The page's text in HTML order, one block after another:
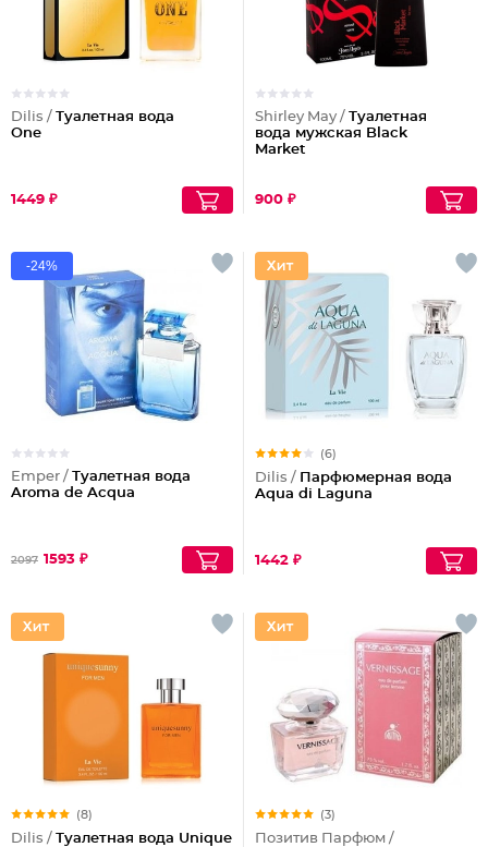
Dilis / Туалетная вода
One
1449 ₽
Shirley May / Туалетная
вода мужская Black
Market
900 ₽
-24%
Emper / Туалетная вода
Aroma de Acqua
2097 1593 ₽
(6)
Dilis / Парфюмерная вода
Aqua di Laguna
1442 ₽
(8)
Dilis / Туалетная вода Unique
(3)
Позитив Парфюм /